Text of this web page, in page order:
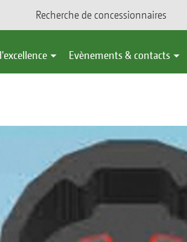
Recherche de concessionnaires
Evènements & contacts